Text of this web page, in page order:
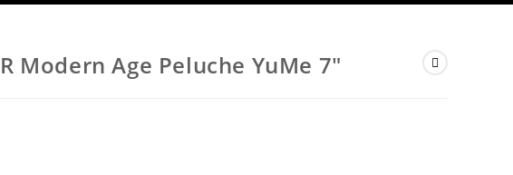
Modern Age Peluche YuMe 7″